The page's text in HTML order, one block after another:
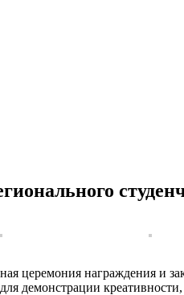
церемония награждения и
демонстрации